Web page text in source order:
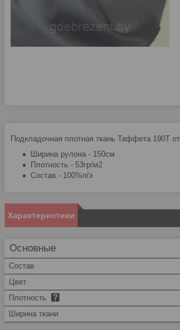
Подкладочная плотная ткань Таффета 190Т
Ширина рулона - 150см
Плотность - 53гр/м2
Состав - 100%п/э
Характеристики
Основные
Состав
Цвет
Плотность
Ширина ткани